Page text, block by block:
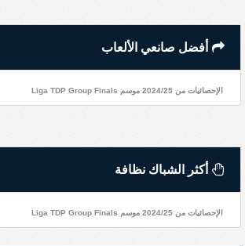
أفضل صانعي الألعاب
الإحصائيات من 2024/25 موسم Liga TDP Group Finals
أكثر الشباك نظافة
الإحصائيات من 2024/25 موسم Liga TDP Group Finals